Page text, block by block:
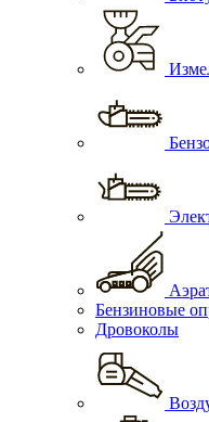
Бензиновые
Дровоколы